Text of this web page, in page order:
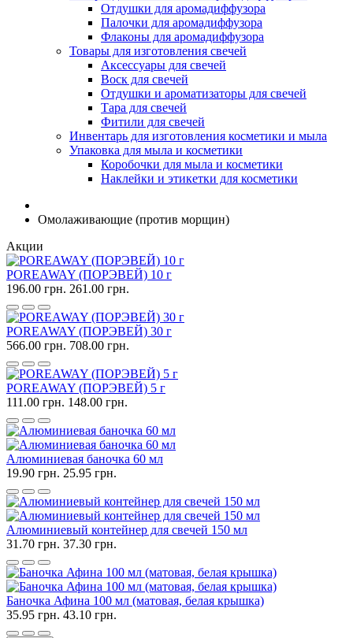
Отдушки для аромадиффузора
Палочки для аромадиффузора
Флаконы для аромадиффузора
Товары для изготовления свечей
Аксессуары для свечей
Воск для свечей
Отдушки и ароматизаторы для свечей
Тара для свечей
Фитили для свечей
Инвентарь для изготовления косметики и мыла
Упаковка для мыла и косметики
Коробочки для мыла и косметики
Наклейки и этикетки для косметики
Омолаживающие (против морщин)
Акции
POREAWAY (ПОРЭВЕЙ) 10 г
196.00 грн. 261.00 грн.
POREAWAY (ПОРЭВЕЙ) 30 г
566.00 грн. 708.00 грн.
POREAWAY (ПОРЭВЕЙ) 5 г
111.00 грн. 148.00 грн.
Алюминиевая баночка 60 мл
19.90 грн. 25.95 грн.
Алюминиевый контейнер для свечей 150 мл
31.70 грн. 37.30 грн.
Баночка Афина 100 мл (матовая, белая крышка)
35.95 грн. 43.10 грн.